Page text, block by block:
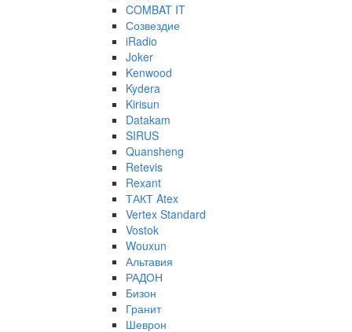
COMBAT IT
Созвездие
iRadio
Joker
Kenwood
Kydera
Kirisun
Datakam
SIRUS
Quansheng
Retevis
Rexant
ТАКТ Atex
Vertex Standard
Vostok
Wouxun
Альтавия
РАДОН
Бизон
Гранит
Шеврон